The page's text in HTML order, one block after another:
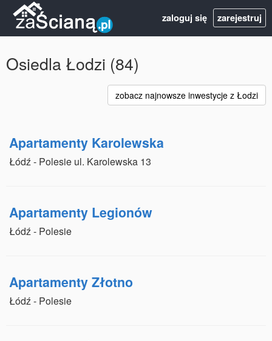
zaloguj się zarejestruj
Osiedla Łodzi (84)
zobacz najnowsze inwestycje z Łodzi
Apartamenty Karolewska
Łódź - Polesie ul. Karolewska 13
Apartamenty Legionów
Łódź - Polesie
Apartamenty Złotno
Łódź - Polesie